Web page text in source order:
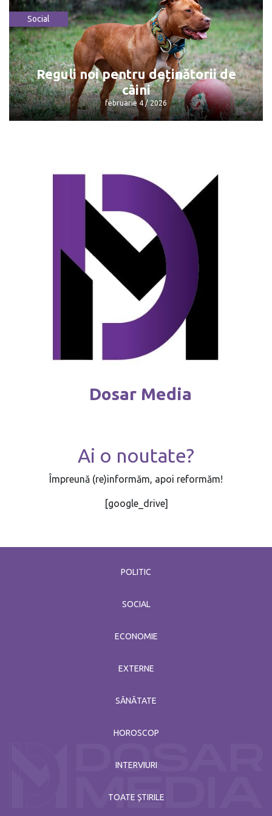
Consumatorii plătesc mai puțin pentru
gazele naturale
februarie 4 / 2026
Social
Reguli noi pentru deținătorii de
câini
februarie 4 / 2026
Reguli noi pentru deținătorii de câini
februarie 4 / 2026
Dosar Media
Ai o noutate?
Împreună (re)informăm, apoi reformăm!
[google_drive]
POLITIC
SOCIAL
ECONOMIE
EXTERNE
SĂNĂTATE
HOROSCOP
INTERVIURI
TOATE ȘTIRILE